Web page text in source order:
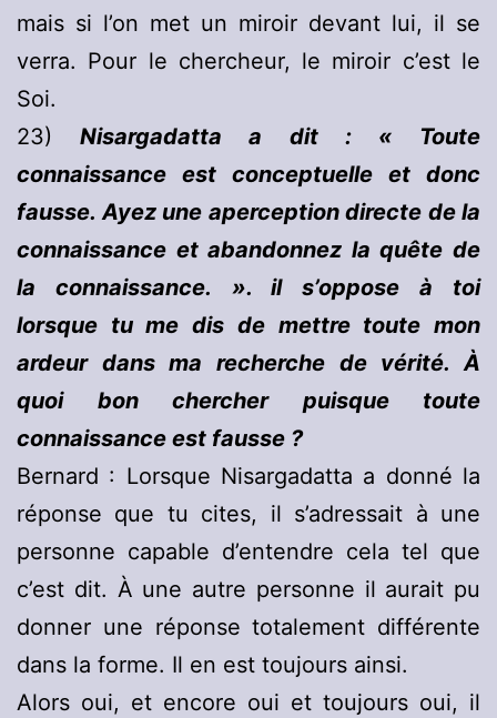
mais si l’on met un miroir devant lui, il se
verra. Pour le chercheur, le miroir c’est le
Soi.
23)Nisargadatta a dit : « Toute
connaissance est conceptuelle et donc
fausse. Ayez une aperception directe de la
connaissance et abandonnez la quête de
la connaissance. ». il s’oppose à toi
lorsque tu me dis de mettre toute mon
ardeur dans ma recherche de vérité. À
quoi bon chercher puisque toute
connaissance est fausse ?
Bernard : Lorsque Nisargadatta a donné la
réponse que tu cites, il s’adressait à une
personne capable d’entendre cela tel que
c’est dit. À une autre personne il aurait pu
donner une réponse totalement différente
dans la forme. Il en est toujours ainsi.
Alors oui, et encore oui et toujours oui, il